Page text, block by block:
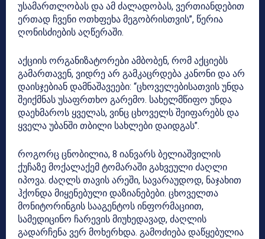
უსამართლობას და ამ ძალადობას, ვერთიანდებით
ერთად ჩვენი ოთხფეხა მეგობრისთვის”, წერია
ღონისძიების აღწერაში.
აქციის ორგანიზატორები ამბობენ, რომ აქციებს
გამართავენ, ვიდრე არ გამკაცრდება კანონი და არ
დაისჯებიან დამნაშავეები: “ცხოველებისათვის უნდა
შეიქმნას უსაფრთხო გარემო. სახელმწიფო უნდა
დაეხმაროს ყველას, ვინც ცხოველს შეიფარებს და
ყველა უბანში თბილი სახლები დაიდგას”.
როგორც ცნობილია, 8 იანვარს ბელიაშვილის
ქუჩაზე მოქალაქემ ტომარაში გახვეული ძაღლი
იპოვა. ძაღლს თავის არეში, სავარაუდოდ, ნაჯახით
ჰქონდა მიყენებული დაზიანებები. ცხოველთა
მონიტორინგის სააგენტოს ინფორმაციით,
სამედიცინო ჩარევის მიუხედავად, ძაღლის
გადარჩენა ვერ მოხერხდა. გამოძიება დაწყებულია